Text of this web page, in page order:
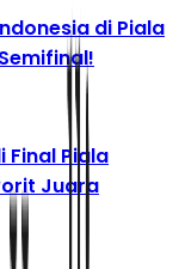
di Piala
Final Piala
Juara